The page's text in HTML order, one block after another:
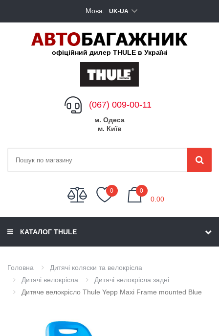
Мова: UK-UA
офіційний дилер THULE в Україні
(067) 009-00-11
м. Одеса
м. Київ
0 0
0.00
КАТАЛОГ THULE
Головна
Дитячі коляски та велокрісла
Дитячі велокрісла
Дитячі велокрісла задні
Дитяче велокрісло Thule Yepp Maxi Frame mounted Blue